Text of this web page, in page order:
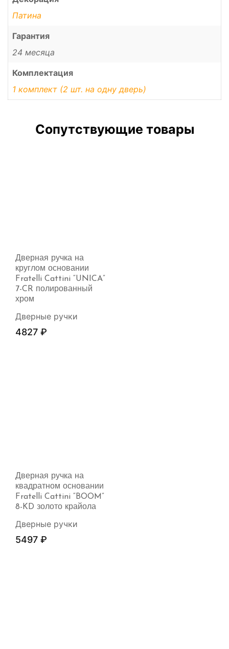
Патина
Гарантия
24 месяца
Комплектация
1 комплект (2 шт. на одну дверь)
Сопутствующие товары
Дверная ручка на
круглом основании
Fratelli Cattini “UNICA”
7-CR полированный
хром
Дверные ручки
4827 ₽
Дверная ручка на
квадратном основании
Fratelli Cattini “BOOM”
8-KD золото крайола
Дверные ручки
5497 ₽